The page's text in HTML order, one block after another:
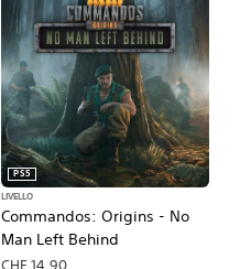
Commandos: Origins - No
Man Left Behind
PS5
LIVELLO
CHF 14.90